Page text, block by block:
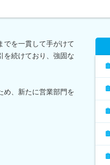
でを一貫して手がけて
を続けており、強固な
め、新たに営業部門を